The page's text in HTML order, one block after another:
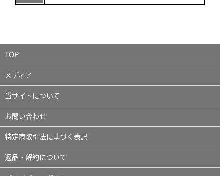
TOP
メディア
当サイトについて
お問い合わせ
特定商取引法に基づく表記
返品・解約について